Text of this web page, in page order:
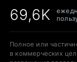
69,6K
Полное или
в коммерческих